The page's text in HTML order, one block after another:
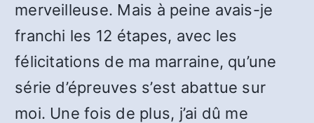
merveilleuse. Mais à peine avais-je
franchi les 12 étapes, avec les
félicitations de ma marraine, qu’une
série d’épreuves s’est abattue sur
moi. Une fois de plus, j’ai dû me